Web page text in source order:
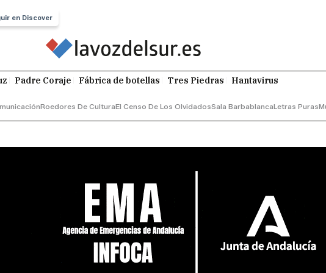
en Discover
Padre Coraje Fábrica de botellas Tres Piedras Hantavirus
Roedores De CulturaEl Censo De Los OlvidadosSala BarbablancaLetras Puras